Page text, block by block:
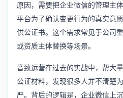
原因，需要把企业微信的管理主
平台为了确认变更行为的真实意
供公证书。这个需求常见于公司
或资质主体替换等场景。
音致运营在过去的实战中，帮大
公证材料，发现很多人并不清楚
严。背后的逻辑是，企业微信上